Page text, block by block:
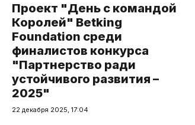
Проект "День с командой
Королей" Betking
Foundation среди
финалистов конкурса
"Партнерство ради
устойчивого развития –
2025"
22 декабря 2025, 17:04